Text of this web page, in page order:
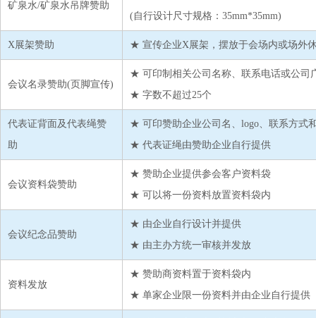
矿泉水/矿泉水吊牌赞助
(自行设计尺寸规格：35mm*35mm)
X展架赞助 ★ 宣传企业X展架，摆放于会场内或场外
会议名录赞助(页脚宣传)
★ 可印制相关公司名称、联系电话或公司
★ 字数不超过25个
代表证背面及代表绳赞
助
★ 可印赞助企业公司名、logo、联系方式
★ 代表证绳由赞助企业自行提供
会议资料袋赞助
★ 赞助企业提供参会客户资料袋
★ 可以将一份资料放置资料袋内
会议纪念品赞助
★ 由企业自行设计并提供
★ 由主办方统一审核并发放
资料发放
★ 赞助商资料置于资料袋内
★ 单家企业限一份资料并由企业自行提供